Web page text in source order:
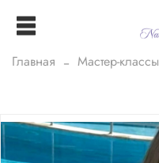
Главная Мастер-классы